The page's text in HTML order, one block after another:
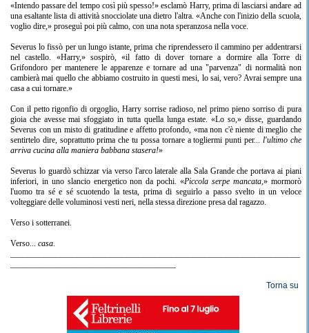
«Intendo passare del tempo così più spesso!» esclamò Harry, prima di lasciarsi andare ad
una esaltante lista di attività snocciolate una dietro l'altra. «Anche con l'inizio della scuola,
voglio dire,» proseguì poi più calmo, con una nota speranzosa nella voce.
Severus lo fissò per un lungo istante, prima che riprendessero il cammino per addentrarsi
nel castello. «Harry,» sospirò, «il fatto di dover tornare a dormire alla Torre di
Grifondoro per mantenere le apparenze e tornare ad una "parvenza" di normalità non
cambierà mai quello che abbiamo costruito in questi mesi, lo sai, vero? Avrai sempre una
casa a cui tornare.»
Con il petto rigonfio di orgoglio, Harry sorrise radioso, nel primo pieno sorriso di pura
gioia che avesse mai sfoggiato in tutta quella lunga estate. «Lo so,» disse, guardando
Severus con un misto di gratitudine e affetto profondo, «ma non c'è niente di meglio che
sentirtelo dire, soprattutto prima che tu possa tornare a togliermi punti per... l'ultimo che
arriva cucina alla maniera babbana stasera!»
Severus lo guardò schizzar via verso l'arco laterale alla Sala Grande che portava ai piani
inferiori, in uno slancio energetico non da pochi. «Piccola serpe mancata,» mormorò
l'uomo tra sé e sé scuotendo la testa, prima di seguirlo a passo svelto in un veloce
volteggiare delle voluminosi vesti neri, nella stessa direzione presa dal ragazzo.
Verso i sotterranei.
Verso... casa.
Torna su